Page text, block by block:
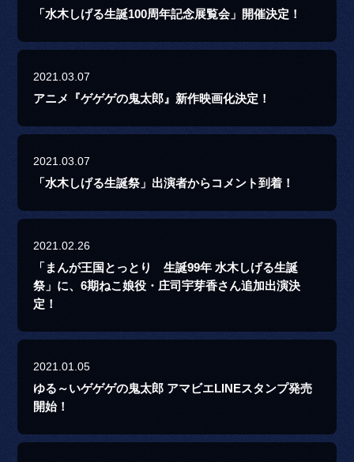
「水木しげる生誕100周年記念展覧会」開催決定！
2021.03.07
アニメ『ゲゲゲの鬼太郎』新作映画化決定！
2021.03.07
「水木しげる生誕祭」出演者からコメント到着！
2021.02.26
「まんが王国とっとり 生誕99年 水木しげる生誕
祭」に、6期ねこ娘役・庄司宇芽香さん追加出演決
定！
2021.01.05
ゆる～いゲゲゲの鬼太郎 アマビエLINEスタンプ発売
開始！